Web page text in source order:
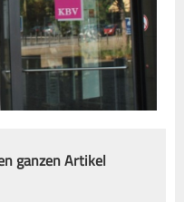
ganzen Artikel